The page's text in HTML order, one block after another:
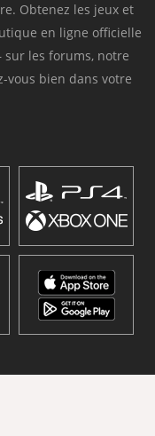
Obtenez les jeux et
en ligne officielle
sur les forums, notre
vous bien dans votre